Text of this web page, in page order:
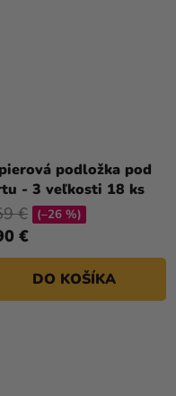
podložka pod
- 3 veľkosti 18 ks
€
€ (–26 %)
DO KOŠÍKA